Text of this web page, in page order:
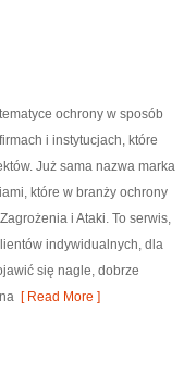
ochrony w sposób
i instytucjach, które
Już sama nazwa marka
które w branży ochrony
i Ataki. To serwis,
indywidualnych, dla
się nagle, dobrze
[ Read More ]